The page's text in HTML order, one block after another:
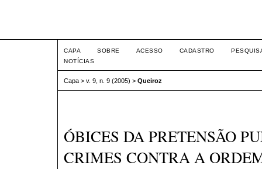
CAPA SOBRE ACESSO CADASTRO
NOTÍCIAS
Capa > v. 9, n. 9 (2005) > Queiroz
ÓBICES DA PRETENSÃO
CRIMES CONTRA A